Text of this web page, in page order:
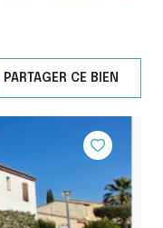
PARTAGER CE BIEN